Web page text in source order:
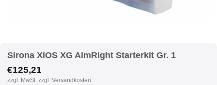
Sirona XIOS XG AimRight Starterkit Gr. 1
€125,21
zzgl. MwSt. zzgl. Versandkosten